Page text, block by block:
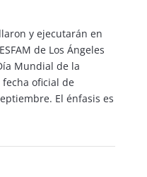
y ejecutarán en
de Los Ángeles
Mundial de la
oficial de
El énfasis es